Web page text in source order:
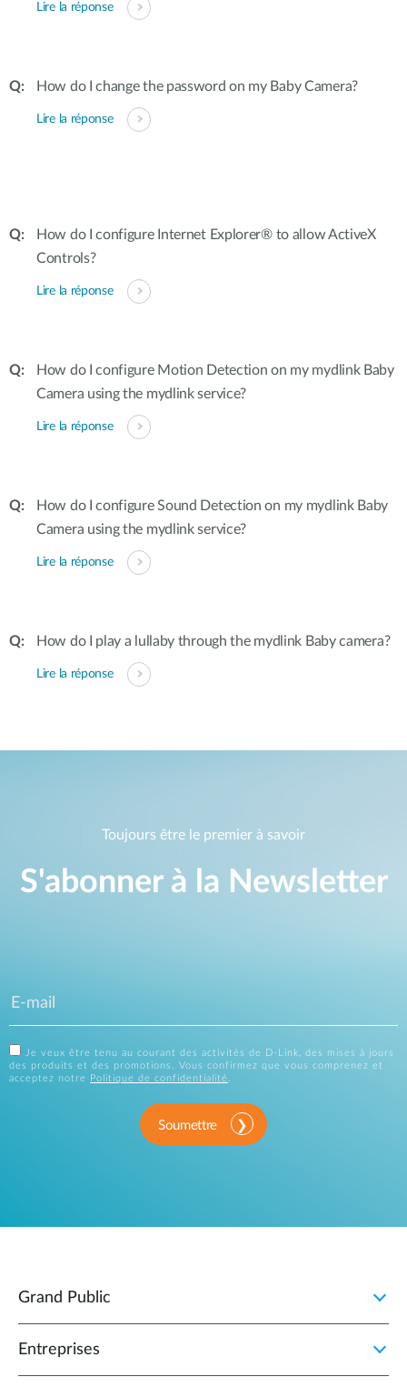
Lire la réponse
How do I change the password on my Baby Camera?
Lire la réponse
How do I configure Internet Explorer® to allow ActiveX
Controls?
Lire la réponse
How do I configure Motion Detection on my mydlink Baby
Camera using the mydlink service?
Lire la réponse
How do I configure Sound Detection on my mydlink Baby
Camera using the mydlink service?
Lire la réponse
How do I play a lullaby through the mydlink Baby camera?
Lire la réponse
Toujours être le premier à savoir
S'abonner à la Newsletter
Je veux être tenu au courant des activités de D-Link, des mises à jours
des produits et des promotions. Vous confirmez que vous comprenez et
acceptez notre
Politique de confidentialité.
Soumettre
Grand Public
Entreprises